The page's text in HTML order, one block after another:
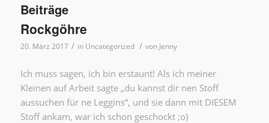
Beiträge
Rockgöhre
20. März 2017 / in Uncategorized / von Jenny
Ich muss sagen, ich bin erstaunt! Als ich meiner
Kleinen auf Arbeit sagte „du kannst dir nen Stoff
aussuchen für ne Leggins“, und sie dann mit DIESEM
Stoff ankam, war ich schon geschockt ;o)